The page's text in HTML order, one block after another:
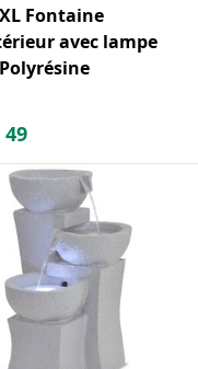
Fontaine
avec lampe
49